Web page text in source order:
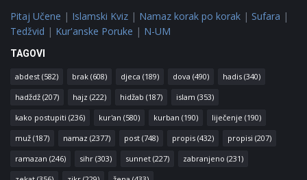
Pitaj Učene | Islamski Kviz | Namaz korak po korak | Sufara |
Tedžvid | Kur'anske Poruke | N-UM
TAGOVI
abdest (582) brak (608) djeca (189) dova (490) hadis (340)
hadždž (207) hajz (222) hidžab (187) islam (353)
kako postupiti (236) kur'an (580) kurban (190) liječenje (190)
muž (187) namaz (2377) post (748) propis (432) propisi (207)
ramazan (246) sihr (303) sunnet (227) zabranjeno (231)